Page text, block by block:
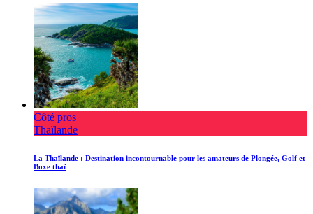
Côté pros
Thaïlande
La Thaïlande : Destination incontournable pour les amateurs de Plongée, Golf et
Boxe thaï